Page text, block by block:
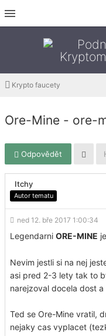
Krypto faucety
Ore-Mine - ore-
Odpovědět
Itchy
Autor tematu
ned 12. bře 2017 1:00:34
Legendarni ORE-MINE
Nevim jestli si na nej
asi pred 2-3 lety tak to
narejzoval docela dost
Ted se Ore-Mine vratil,
nejaky cas vyplacet